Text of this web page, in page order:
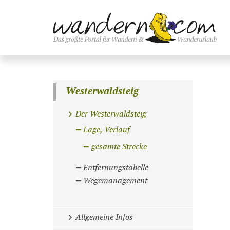
Westerwaldsteig
Der Westerwaldsteig
Lage, Verlauf
gesamte Strecke
Entfernungstabelle
Wegemanagement
Allgemeine Infos